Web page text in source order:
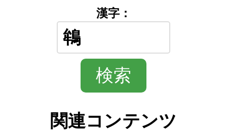
漢字：
関連コンテンツ